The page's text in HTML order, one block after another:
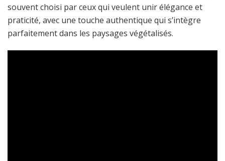
souvent choisi par ceux qui veulent unir élégance et
praticité, avec une touche authentique qui s’intègre
parfaitement dans les paysages végétalisés.